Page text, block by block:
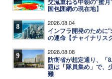
国包囲網の現在地】
8 2026.08.04
インフラ開発のために
の運命【チャイナリス
9 2026.08.08
防衛省が想定通り、「
題は「隊員集め」で、
難